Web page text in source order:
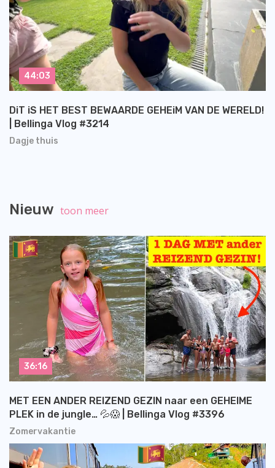
Dagje thuis
DiT iS HET BEST BEWAARDE GEHEiM VAN DE WERELD!
| Bellinga Vlog #3214
44:03
Nieuw toon meer
Zomervakantie
MET EEN ANDER REIZEND GEZIN naar een GEHEIME
PLEK in de jungle… 💦😱 | Bellinga Vlog #3396
36:16